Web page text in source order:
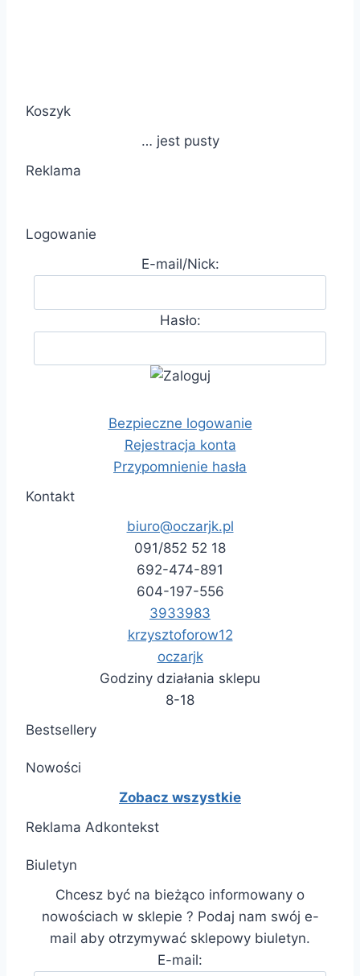
Koszyk
… jest pusty
Reklama
Logowanie
E-mail/Nick:
Hasło:
Bezpieczne logowanie
Rejestracja konta
Przypomnienie hasła
Kontakt
biuro@oczarjk.pl
091/852 52 18
692-474-891
604-197-556
3933983
krzysztoforow12
oczarjk
Godziny działania sklepu
8-18
Bestsellery
Nowości
Zobacz wszystkie
Reklama Adkontekst
Biuletyn
Chcesz być na bieżąco informowany o
nowościach w sklepie ? Podaj nam swój e-
mail aby otrzymywać sklepowy biuletyn.
E-mail: